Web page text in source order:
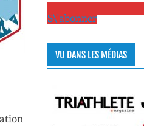
S\'abonner
VU DANS LES MÉDIAS